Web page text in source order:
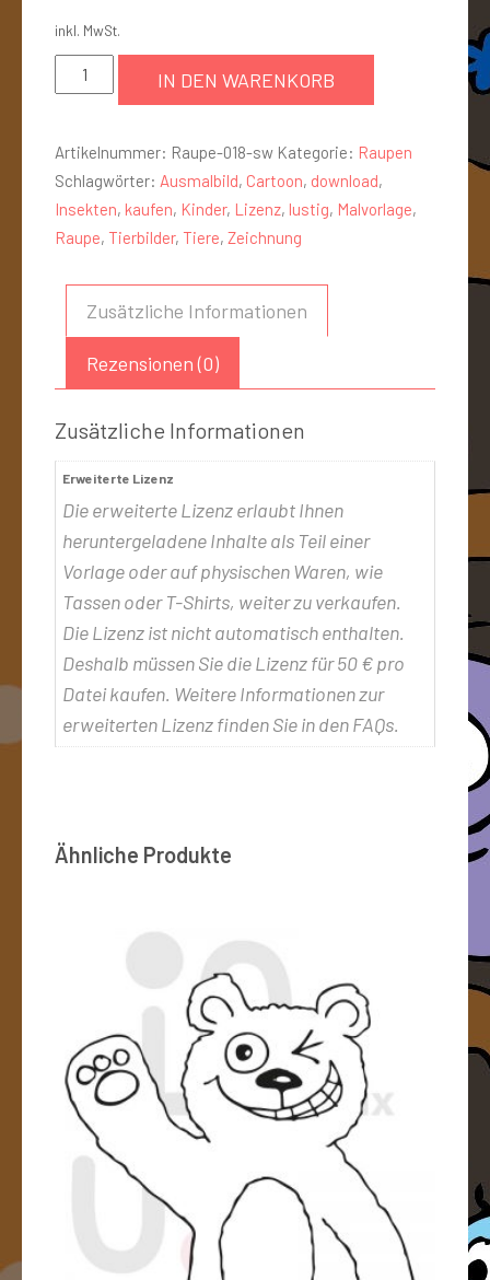
inkl. MwSt.
IN DEN WARENKORB
Artikelnummer: Raupe-018-sw Kategorie: Raupen
Schlagwörter: Ausmalbild, Cartoon, download,
Insekten, kaufen, Kinder, Lizenz, lustig, Malvorlage,
Raupe, Tierbilder, Tiere, Zeichnung
Zusätzliche Informationen
Rezensionen (0)
Zusätzliche Informationen
Erweiterte Lizenz
Die erweiterte Lizenz erlaubt Ihnen
heruntergeladene Inhalte als Teil einer
Vorlage oder auf physischen Waren, wie
Tassen oder T-Shirts, weiter zu verkaufen.
Die Lizenz ist nicht automatisch enthalten.
Deshalb müssen Sie die Lizenz für 50 € pro
Datei kaufen. Weitere Informationen zur
erweiterten Lizenz finden Sie in den FAQs.
Ähnliche Produkte